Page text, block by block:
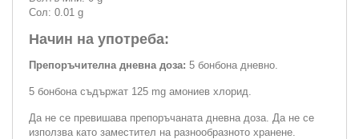
Сол: 0.01 g
Начин на употреба:
Препоръчителна дневна доза: 5 бонбона дневно.
5 бонбона съдържат 125 mg амониев хлорид.
Да не се превишава препоръчаната дневна доза. Да не се
използва като заместител на разнообразното хранене.